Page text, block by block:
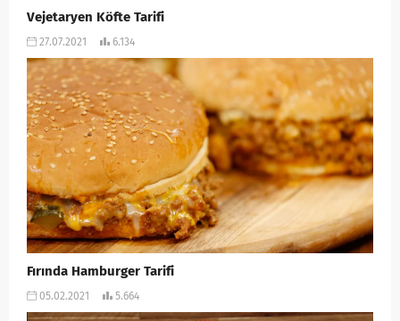
Vejetaryen Köfte Tarifi
27.07.2021 6.134
Fırında Hamburger Tarifi
05.02.2021 5.664